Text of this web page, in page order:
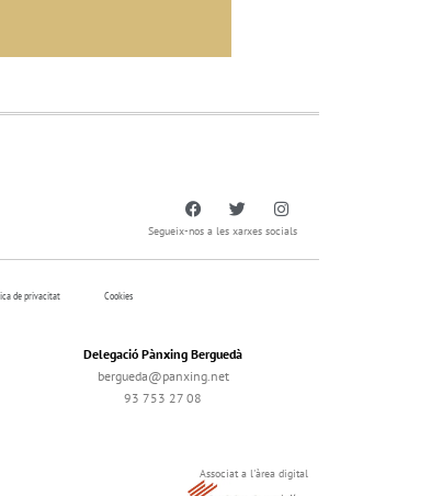
Segueix-nos a les xarxes socials
de privacitat Cookies
Delegació Pànxing Berguedà
bergueda@panxing.net
93 753 27 08
Associat a l'àrea digital